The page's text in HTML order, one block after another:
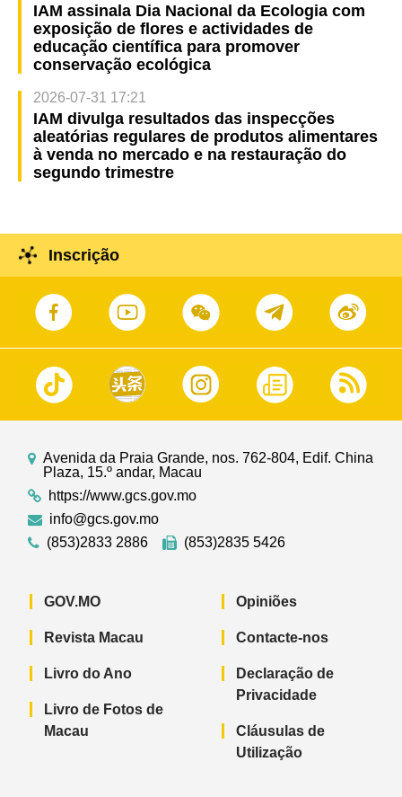
IAM assinala Dia Nacional da Ecologia com
exposição de flores e actividades de
educação científica para promover
conservação ecológica
2026-07-31 17:21
IAM divulga resultados das inspecções
aleatórias regulares de produtos alimentares
à venda no mercado e na restauração do
segundo trimestre
Inscrição
Avenida da Praia Grande, nos. 762-804, Edif. China
Plaza, 15.º andar, Macau
https://www.gcs.gov.mo
info@gcs.gov.mo
(853)2833 2886
(853)2835 5426
GOV.MO
Revista Macau
Livro do Ano
Livro de Fotos de
Macau
Opiniões
Contacte-nos
Declaração de
Privacidade
Cláusulas de
Utilização